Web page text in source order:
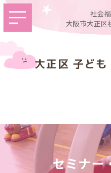
社会
大阪市大正区
大正区 子ども
セミナー